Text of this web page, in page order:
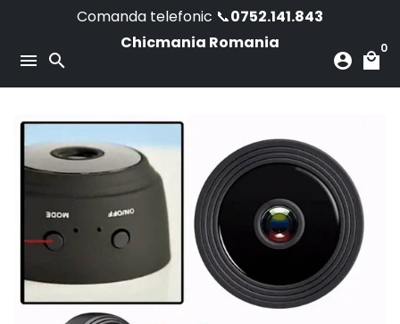
content
Comanda telefonic 📞0752.141.843
menu search
Chicmania Romania
account_circle local_mall
0